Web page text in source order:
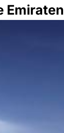
Emiraten